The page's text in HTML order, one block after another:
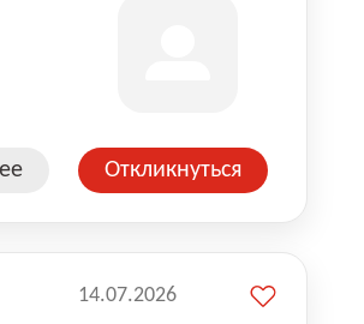
Откликнуться
14.07.2026